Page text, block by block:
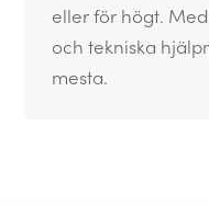
eller för högt.
och tekniska
mesta.